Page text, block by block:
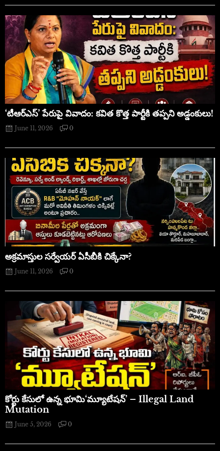
‘టీఆర్ఎస్’ పేరుపై వివాదం: కవిత కొత్త పార్టీకి తప్పని అడ్డంకులు!
June 11, 2026 0
అక్రమాస్తుల సర్వేయర్ ఏసీబీకి చిక్కేనా?
June 11, 2026 0
​కోర్టు కేసులో ఉన్న భూమి‘మ్యూటేషన్’ – Illegal Land
Mutation
June 5, 2026 0